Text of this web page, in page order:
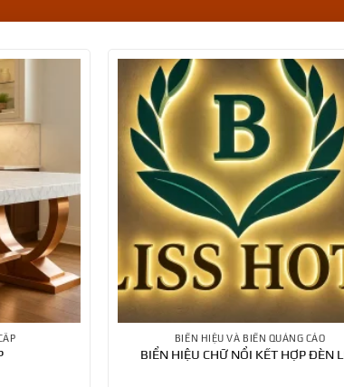
BIỂN HIỆU VÀ BIỂN QUẢNG CÁO
BIỂN HIỆU CHỮ NỔI KẾT HỢP ĐÈN